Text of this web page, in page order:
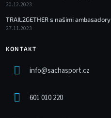
20.12.2023
TRAIL2GETHER s našimi ambasadory
27.11.2023
KONTAKT
info@sachasport.cz
601 010 220